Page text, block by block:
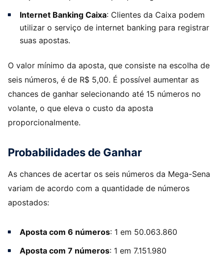
Internet Banking Caixa: Clientes da Caixa podem
utilizar o serviço de internet banking para registrar
suas apostas.
O valor mínimo da aposta, que consiste na escolha de
seis números, é de R$ 5,00. É possível aumentar as
chances de ganhar selecionando até 15 números no
volante, o que eleva o custo da aposta
proporcionalmente.
Probabilidades de Ganhar
As chances de acertar os seis números da Mega-Sena
variam de acordo com a quantidade de números
apostados:
Aposta com 6 números: 1 em 50.063.860
Aposta com 7 números: 1 em 7.151.980